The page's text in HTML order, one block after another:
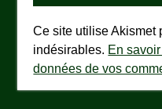
Ce site utilise Akismet
indésirables. En
données de vos